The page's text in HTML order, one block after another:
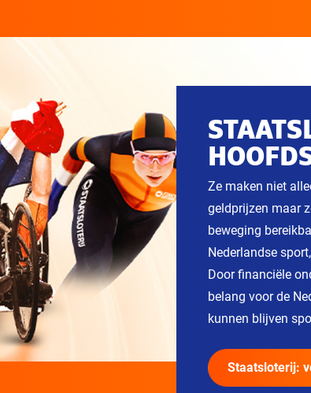
Ze maken niet
geldprijzen maar
beweging
Nederlandse
Door financiële
belang voor de
kunnen blijven
Staatsloterij: